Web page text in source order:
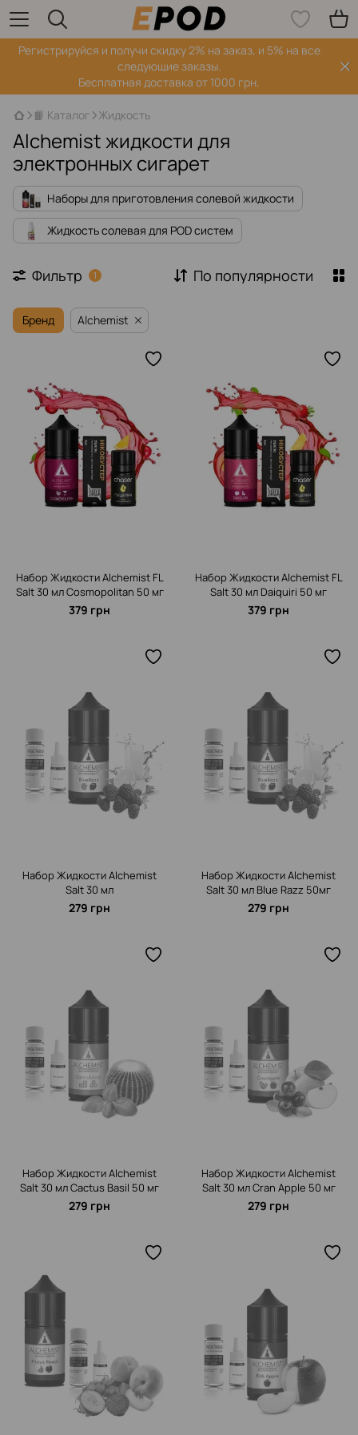
Регистрируйся‌ и получи скидку 2% на заказ, и 5% на все
следующие заказы.
Бесплатная доставка от 1000 грн.
📙 Каталог Жидкость
Alchemist жидкости для
электронных сигарет
Наборы для приготовления солевой жидкости
Жидкость солевая для POD систем
Фильтр 1 По популярности
Бренд Alchemist
Набор Жидкости Alchemist FL
Salt 30 мл Cosmopolitan 50 мг
379 грн
Набор Жидкости Alchemist FL
Salt 30 мл Daiquiri 50 мг
379 грн
Набор Жидкости Alchemist
Salt 30 мл
279 грн
Набор Жидкости Alchemist
Salt 30 мл Blue Razz 50мг
279 грн
Набор Жидкости Alchemist
Salt 30 мл Cactus Basil 50 мг
279 грн
Набор Жидкости Alchemist
Salt 30 мл Cran Apple 50 мг
279 грн